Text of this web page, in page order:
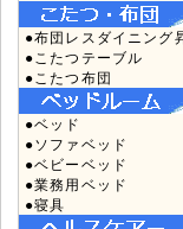
●布団レスダイニング
●こたつテーブル
●こたつ布団
●ベッド
●ソファベッド
●ベビーベッド
●業務用ベッド
●寝具